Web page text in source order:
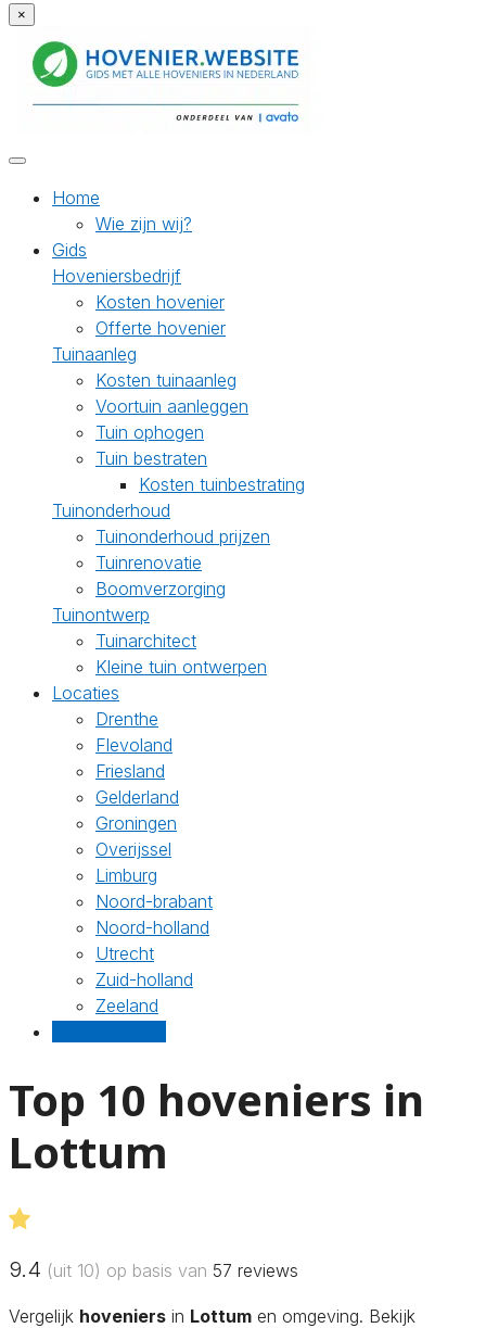
×
Home
Wie zijn wij?
Gids
Hoveniersbedrijf
Kosten hovenier
Offerte hovenier
Tuinaanleg
Kosten tuinaanleg
Voortuin aanleggen
Tuin ophogen
Tuin bestraten
Kosten tuinbestrating
Tuinonderhoud
Tuinonderhoud prijzen
Tuinrenovatie
Boomverzorging
Tuinontwerp
Tuinarchitect
Kleine tuin ontwerpen
Locaties
Drenthe
Flevoland
Friesland
Gelderland
Groningen
Overijssel
Limburg
Noord-brabant
Noord-holland
Utrecht
Zuid-holland
Zeeland
Top 10 hoveniers in
Lottum
9.4 (uit 10) op basis van 57 reviews
Vergelijk hoveniers in Lottum en omgeving. Bekijk